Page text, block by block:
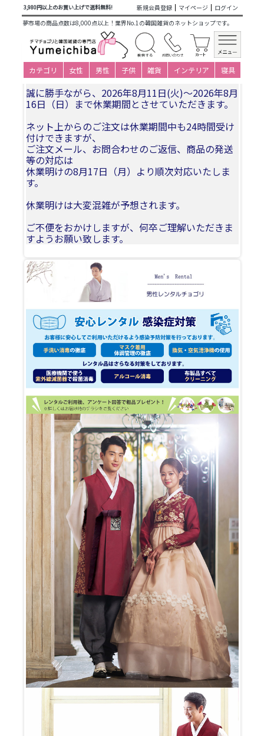
3,980円以上のお買い上げで送料無料! 新規会員登録 マイページ
ログイン
夢市場の商品点数は8,000点以上！業界No.1の韓国雑貨のネットショップです。
カテゴリ 女性 男性 子供 雑貨 インテリア 寝具
商品カテゴリ一覧>仕立て済み衣装(大人用レンタル)> 一般レ
ンタルチョゴリ>男性化繊レンタルパジチョゴリ>
pe77pa66ch43-男性化繊レンタルパジチョゴリ-対応サイズS～
夏季休業についてお知らせ
誠に勝手ながら、2026年8月11日(火)〜2026年8月
16日（日）まで休業期間とさせていただきます。
ネット上からのご注文は休業期間中も24時間受け
付けできますが、
ご注文メール、お問合わせのご返信、商品の発送
等の対応は
休業明けの8月17日（月）より順次対応いたしま
す。
休業明けは大変混雑が予想されます。
ご不便をおかけしますが、何卒ご理解いただきま
すようお願い致します。